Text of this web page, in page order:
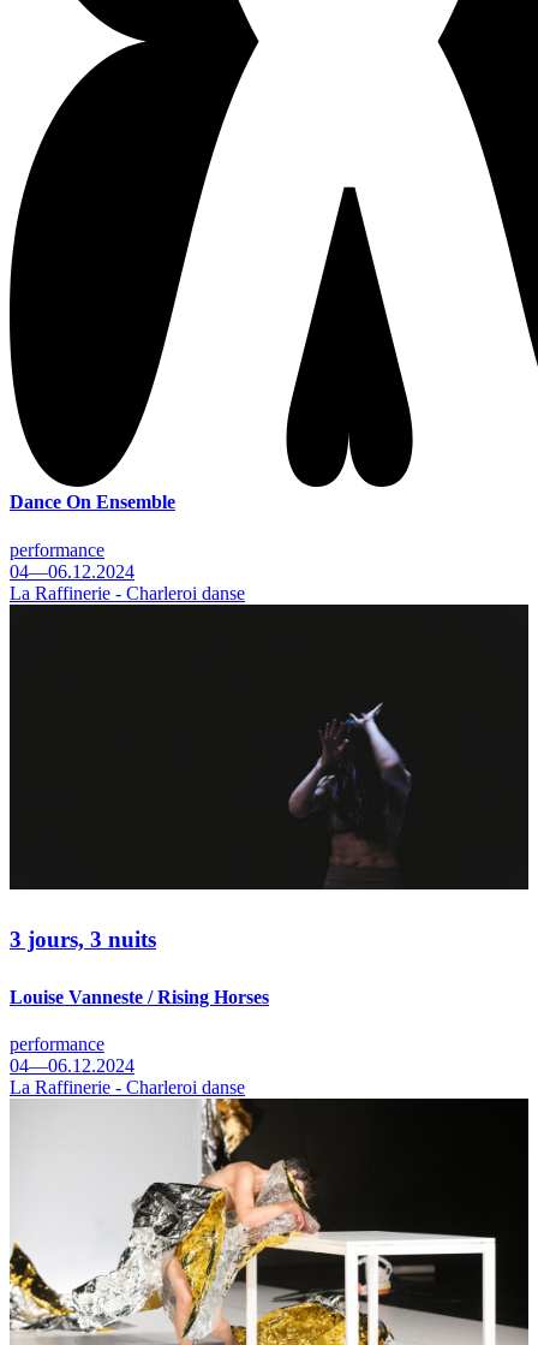
Dance On Ensemble
performance
04—06.12.2024
La Raffinerie - Charleroi danse
3 jours, 3 nuits
Louise Vanneste / Rising Horses
performance
04—06.12.2024
La Raffinerie - Charleroi danse